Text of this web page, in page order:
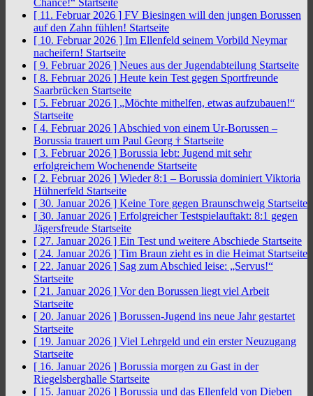
Chance!“ Startseite
[ 11. Februar 2026 ] FV Biesingen will den jungen Borussen
auf den Zahn fühlen! Startseite
[ 10. Februar 2026 ] Im Ellenfeld seinem Vorbild Neymar
nacheifern! Startseite
[ 9. Februar 2026 ] Neues aus der Jugendabteilung Startseite
[ 8. Februar 2026 ] Heute kein Test gegen Sportfreunde
Saarbrücken Startseite
[ 5. Februar 2026 ] „Möchte mithelfen, etwas aufzubauen!“
Startseite
[ 4. Februar 2026 ] Abschied von einem Ur-Borussen –
Borussia trauert um Paul Georg † Startseite
[ 3. Februar 2026 ] Borussia lebt: Jugend mit sehr
erfolgreichem Wochenende Startseite
[ 2. Februar 2026 ] Wieder 8:1 – Borussia dominiert Viktoria
Hühnerfeld Startseite
[ 30. Januar 2026 ] Keine Tore gegen Braunschweig Startseite
[ 30. Januar 2026 ] Erfolgreicher Testspielauftakt: 8:1 gegen
Jägersfreude Startseite
[ 27. Januar 2026 ] Ein Test und weitere Abschiede Startseite
[ 24. Januar 2026 ] Tim Braun zieht es in die Heimat Startseite
[ 22. Januar 2026 ] Sag zum Abschied leise: „Servus!“
Startseite
[ 21. Januar 2026 ] Vor den Borussen liegt viel Arbeit
Startseite
[ 20. Januar 2026 ] Borussen-Jugend ins neue Jahr gestartet
Startseite
[ 19. Januar 2026 ] Viel Lehrgeld und ein erster Neuzugang
Startseite
[ 16. Januar 2026 ] Borussia morgen zu Gast in der
Riegelsberghalle Startseite
[ 15. Januar 2026 ] Borussia und das Ellenfeld von Dieben